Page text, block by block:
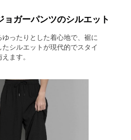
ョガーパンツのシルエット
ゆったりとした着心地で、裾に
シルエットが現代的でスタイ
ます。